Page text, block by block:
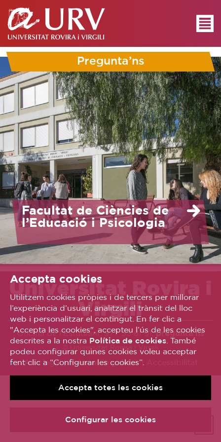
Pregunta’ns
Accepta cookies
Utilitzem cookies pròpies i de tercers per millorar
l’experiència d’usuari, analitzar el trànsit del lloc
web i personalitzar el contingut. En fer clic a
"Accepta les cookies", accepteu l’ús de les cookies
descrites a la nostra Política de cookies . També
podeu configurar quines cookies voleu acceptar
fent clic a “Configurar les cookies”.
Accepta totes les cookies
Configurar les cookies
Facultat de Ciències de
l’Educació i Psicologia
Universitat Rovira i
Virgili
Oficina de l’Estudiant, 977 55 81 91,pregunta’ns
© Universitat Rovira i Virgili
Avís legal Política de galetes